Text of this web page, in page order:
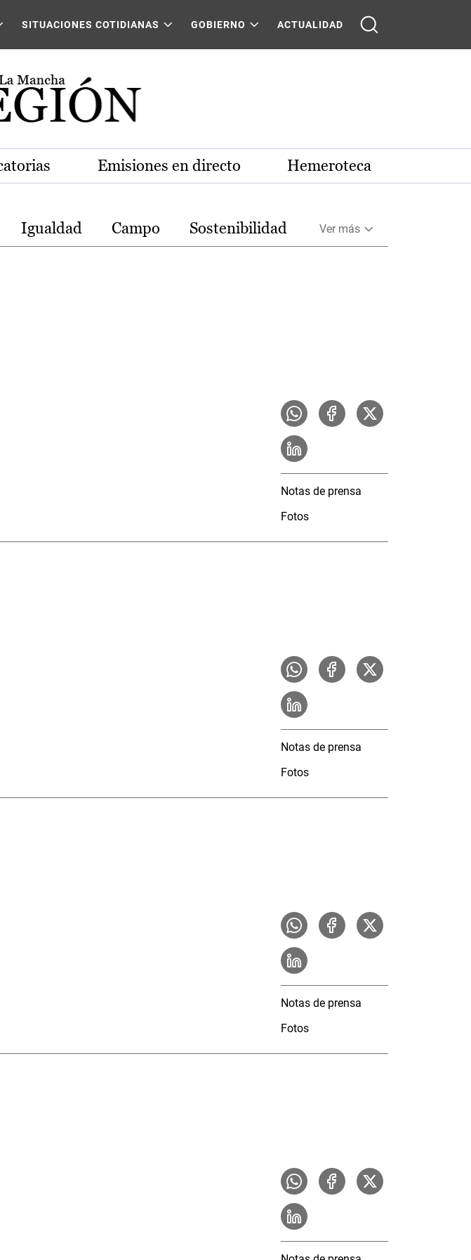
SITUACIONES COTIDIANAS GOBIERNO ACTUALIDAD
Emisiones en directo Hemeroteca
Igualdad Campo Sostenibilidad Ver más
Notas de prensa
Fotos
Notas de prensa
Fotos
Notas de prensa
Fotos